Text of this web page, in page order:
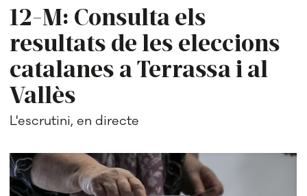
12-M: Consulta els
resultats de les eleccions
catalanes a Terrassa i al
Vallès
L'escrutini, en directe